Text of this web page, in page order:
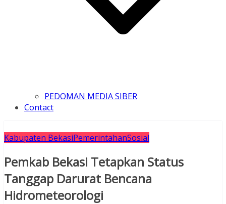
PEDOMAN MEDIA SIBER
Contact
Kabupaten BekasiPemerintahanSosial
Pemkab Bekasi Tetapkan Status
Tanggap Darurat Bencana
Hidrometeorologi